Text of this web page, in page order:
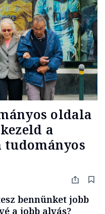
oldala
a
bennünket jobb
a jobb alvás?